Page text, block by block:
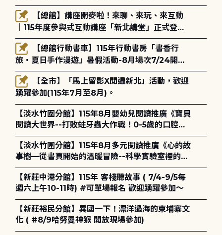
躍參加(115年8月3日至10月4日)。
｜115年度參與式互動講座「新北講堂」正式登
場！
旅・夏日手作漫遊」暑假活動-8月場次7/24開始
報名
踴躍參加(115年7月至8月)。
【淡水竹圍分館】115年8月嬰幼兒閱讀推廣《寶貝
閱讀大世界--打敗蛀牙蟲大作戰！0-5歲的口腔照
護全攻略》
【淡水竹圍分館】115年8月多元閱讀推廣《心的故
事樹—從書頁開始的溫暖冒險--科學實驗室裡的放
電章魚》
【新莊中港分館】115年 客棧聽故事 ( 7/4-9/5每
週六上午10-11時) #可單場報名 歡迎踴躍參加～
【新莊裕民分館】異國一下！漂洋過海的柬埔寨文
化 ( #8/9哈努曼神猴 開放現場參加)